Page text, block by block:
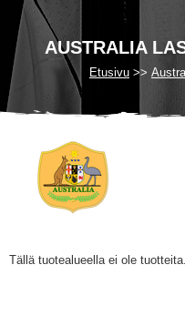
AUSTRALIA
Etusivu
Tällä tuotealueella ei ole tuotteita.